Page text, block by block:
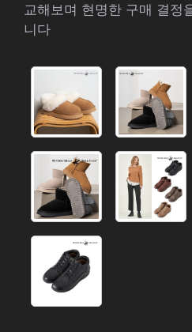
교해보며 현명한 구매 결정
니다